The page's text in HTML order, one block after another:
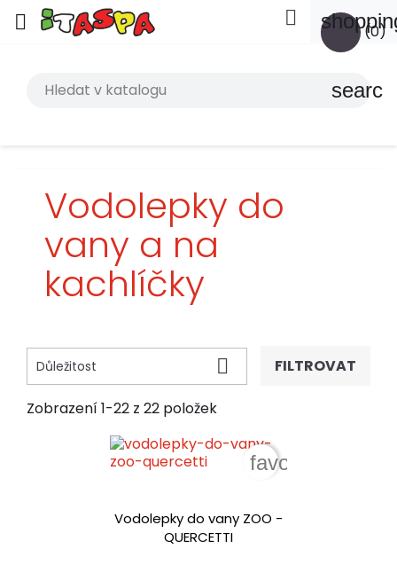
 (0)

search
Vodolepky do
vany a na
kachlíčky
Důležitost  FILTROVAT
Zobrazení 1-22 z 22 položek
Vodolepky do vany ZOO -
QUERCETTI
favorite_border